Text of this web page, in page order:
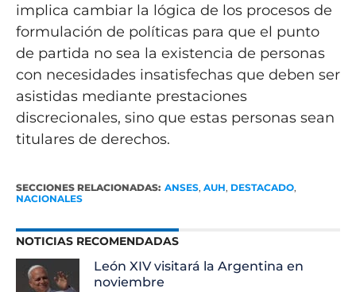
implica cambiar la lógica de los procesos de
formulación de políticas para que el punto
de partida no sea la existencia de personas
con necesidades insatisfechas que deben ser
asistidas mediante prestaciones
discrecionales, sino que estas personas sean
titulares de derechos.
SECCIONES RELACIONADAS: ANSES, AUH, DESTACADO,
NACIONALES
NOTICIAS RECOMENDADAS
León XIV visitará la Argentina en
noviembre